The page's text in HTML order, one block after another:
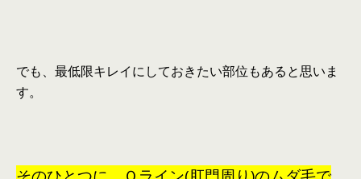
でも、最低限キレイにしておきたい部位もあると思いま
す。